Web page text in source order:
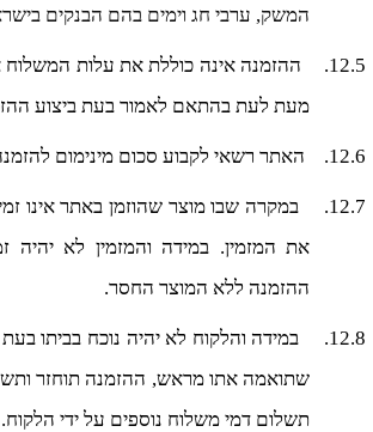
המשק, ערבי חג וימים בהם הבנקים
12.5.
ההזמנה אינה כוללת את עלות
מעת לעת בהתאם לאמור בעת ביצוע
12.6. האתר רשאי לקבוע סכום מינימום
12.7.
במקרה שבו מוצר שהוזמן באתר אינו
את המזמין. במידה והמזמין לא יהיה
ההזמנה ללא המוצר החסר.
12.8.
במידה והלקוח לא יהיה נוכח בביתו
שתואמה אתו מראש, ההזמנה תוחזר
תשלום דמי משלוח נוספים על ידי הלקוח.